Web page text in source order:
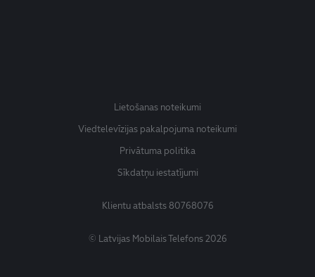
Lietošanas noteikumi
Viedtelevīzijas pakalpojuma noteikumi
Privātuma politika
Sīkdatņu iestatījumi
Klientu atbalsts80768076
© Latvijas Mobilais Telefons 2026